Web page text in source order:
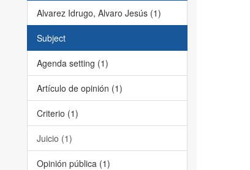
Alvarez Idrugo, Alvaro Jesús (1)
Subject
Agenda setting (1)
Artículo de opinión (1)
Criterio (1)
Juicio (1)
Opinión pública (1)